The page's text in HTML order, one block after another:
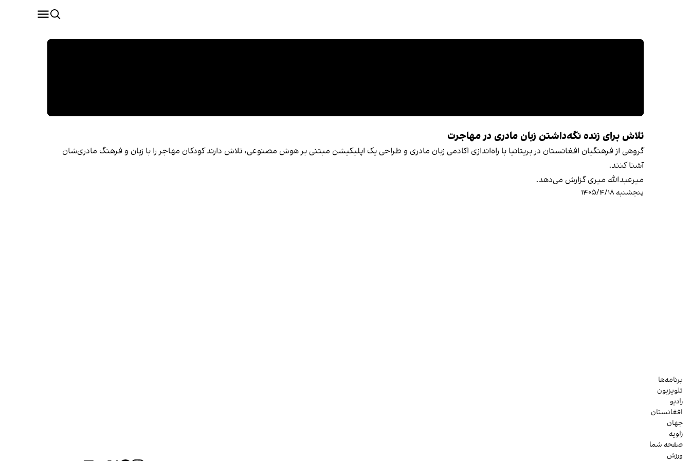
تلاش برای زنده نگه‌داشتن زبان مادری در مهاجرت
گروهی از فرهنگیان افغانستان در بریتانیا با راه‌اندازی اکادمی زبان مادری و طراحی یک اپلیکیشن مبتنی بر هوش مصنوعی، تلاش دارند کودکان مهاجر را با زبان و فرهنگ مادری‌شان
آشنا کنند.
میرعبدالله میری گزارش می‌دهد.
پنجشنبه ۱۴۰۵/۴/۱۸
برنامه‌ها
تلویزیون
رادیو
افغانستان
جهان
زاویه
صفحه شما
ورزش